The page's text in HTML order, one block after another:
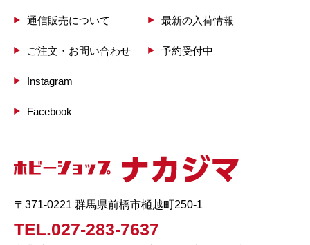
通信販売について
ご注文・お問い合わせ
Instagram
Facebook
最新の入荷情報
予約受付中
〒371-0221 群馬県前橋市樋越町250-1
TEL.027-283-7637